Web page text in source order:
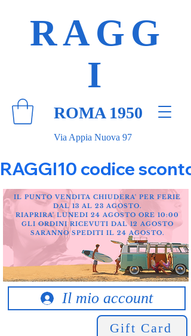
Via Appia Nuova 97
RAGG
I
ROMA 1950
RAGGI10 codice
Il mio account
Gift Card
IL PUNTO VENDITA CHIUDERA' PER FERIE
DAL 13 AL 23 AGOSTO.
RIAPRIRA' LUNEDI 24 AGOSTO ORE 10:00
GLI ORDINI RICEVUTI DAL 12 AGOSTO
SARANNO SPEDITI IL 24 AGOSTO.